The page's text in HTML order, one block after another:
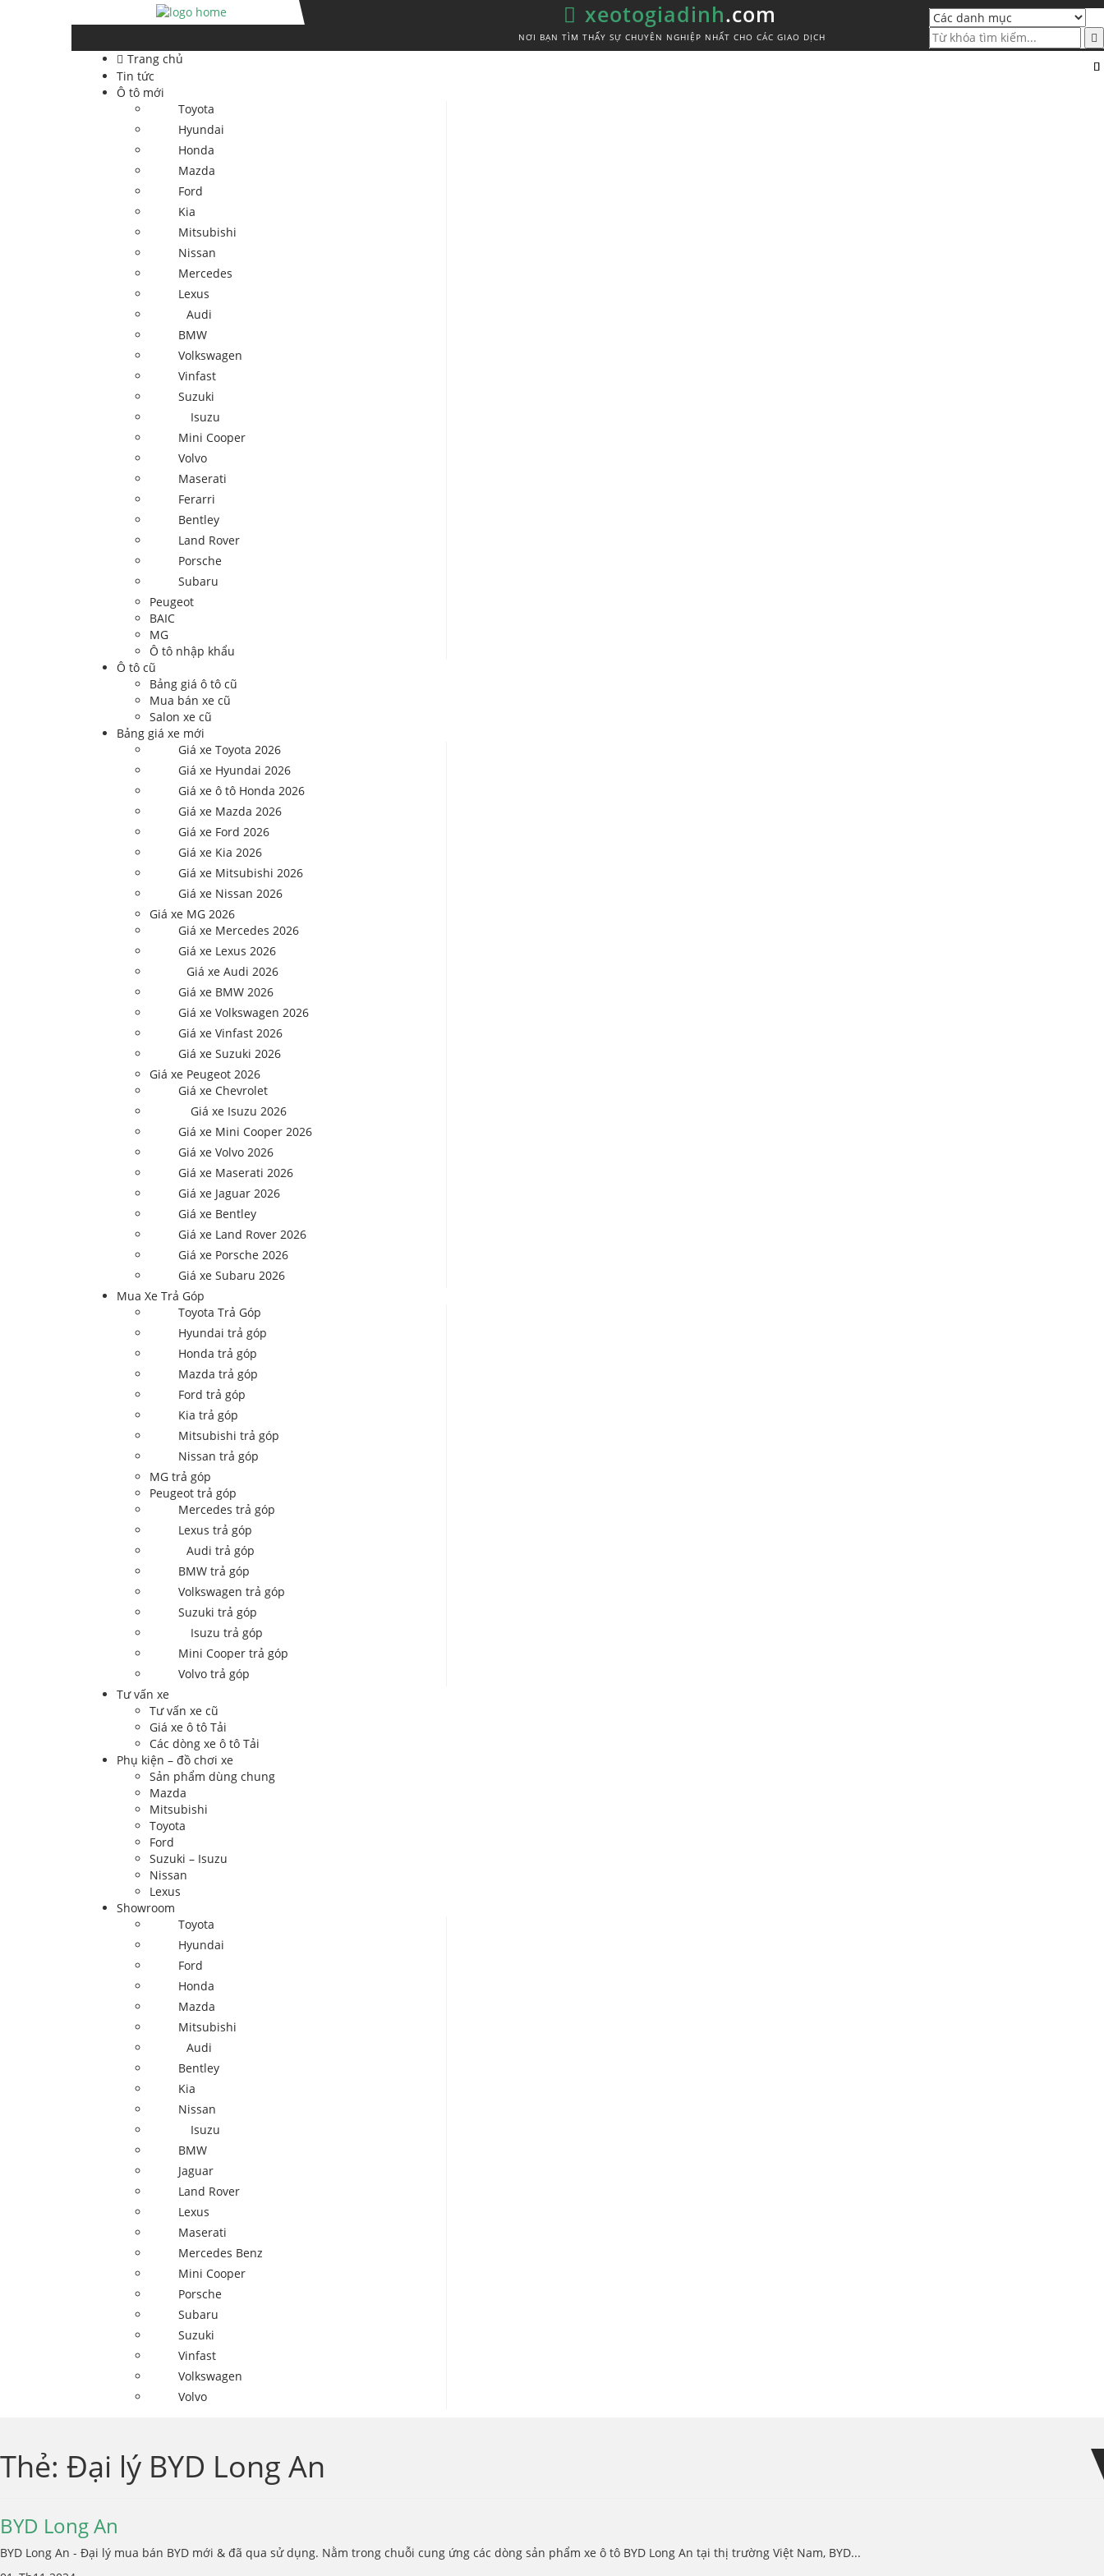
xeotogiadinh.com
NƠI BẠN TÌM THẤY SỰ CHUYÊN NGHIỆP NHẤT CHO CÁC GIAO DỊCH
Trang chủ
Tin tức
Ô tô mới
Toyota
Hyundai
Honda
Mazda
Ford
Kia
Mitsubishi
Nissan
Mercedes
Lexus
Audi
BMW
Volkswagen
Vinfast
Suzuki
Isuzu
Mini Cooper
Volvo
Maserati
Ferarri
Bentley
Land Rover
Porsche
Subaru
Peugeot
BAIC
MG
Ô tô nhập khẩu
Ô tô cũ
Bảng giá ô tô cũ
Mua bán xe cũ
Salon xe cũ
Bảng giá xe mới
Giá xe Toyota 2026
Giá xe Hyundai 2026
Giá xe ô tô Honda 2026
Giá xe Mazda 2026
Giá xe Ford 2026
Giá xe Kia 2026
Giá xe Mitsubishi 2026
Giá xe Nissan 2026
Giá xe MG 2026
Giá xe Mercedes 2026
Giá xe Lexus 2026
Giá xe Audi 2026
Giá xe BMW 2026
Giá xe Volkswagen 2026
Giá xe Vinfast 2026
Giá xe Suzuki 2026
Giá xe Peugeot 2026
Giá xe Chevrolet
Giá xe Isuzu 2026
Giá xe Mini Cooper 2026
Giá xe Volvo 2026
Giá xe Maserati 2026
Giá xe Jaguar 2026
Giá xe Bentley
Giá xe Land Rover 2026
Giá xe Porsche 2026
Giá xe Subaru 2026
Mua Xe Trả Góp
Toyota Trả Góp
Hyundai trả góp
Honda trả góp
Mazda trả góp
Ford trả góp
Kia trả góp
Mitsubishi trả góp
Nissan trả góp
MG trả góp
Peugeot trả góp
Mercedes trả góp
Lexus trả góp
Audi trả góp
BMW trả góp
Volkswagen trả góp
Suzuki trả góp
Isuzu trả góp
Mini Cooper trả góp
Volvo trả góp
Tư vấn xe
Tư vấn xe cũ
Giá xe ô tô Tải
Các dòng xe ô tô Tải
Phụ kiện – đồ chơi xe
Sản phẩm dùng chung
Mazda
Mitsubishi
Toyota
Ford
Suzuki – Isuzu
Nissan
Lexus
Showroom
Toyota
Hyundai
Ford
Honda
Mazda
Mitsubishi
Audi
Bentley
Kia
Nissan
Isuzu
BMW
Jaguar
Land Rover
Lexus
Maserati
Mercedes Benz
Mini Cooper
Porsche
Subaru
Suzuki
Vinfast
Volkswagen
Volvo
Thẻ: Đại lý BYD Long An
BYD Long An
BYD Long An - Đại lý mua bán BYD mới & đã qua sử dụng. Nằm trong chuỗi cung ứng các dòng sản phẩm xe ô tô BYD Long An tại thị trường Việt Nam, BYD...